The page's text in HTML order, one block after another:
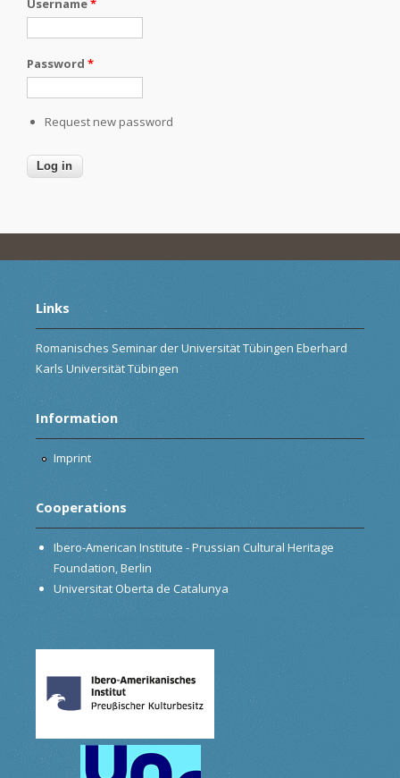
Password *
Request new password
Links
Romanisches Seminar der Universität Tübingen Eberhard
Karls Universität Tübingen
Information
Imprint
Cooperations
Ibero-American Institute - Prussian Cultural Heritage
Foundation, Berlin
Universitat Oberta de Catalunya